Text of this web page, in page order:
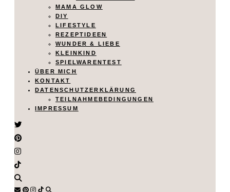
MAMA GLOW
DIY
LIFESTYLE
REZEPTIDEEN
WUNDER & LIEBE
KLEINKIND
SPIELWARENTEST
ÜBER MICH
KONTAKT
DATENSCHUTZERKLÄRUNG
TEILNAHMEBEDINGUNGEN
IMPRESSUM